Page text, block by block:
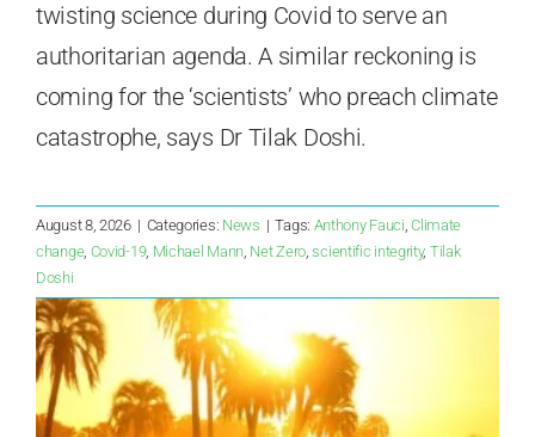
twisting science during Covid to serve an
authoritarian agenda. A similar reckoning is
coming for the ‘scientists’ who preach climate
catastrophe, says Dr Tilak Doshi.
August 8, 2026 | Categories: News | Tags: Anthony Fauci,Climate
change, Covid-19, Michael Mann, Net Zero,scientific integrity, Tilak
Doshi